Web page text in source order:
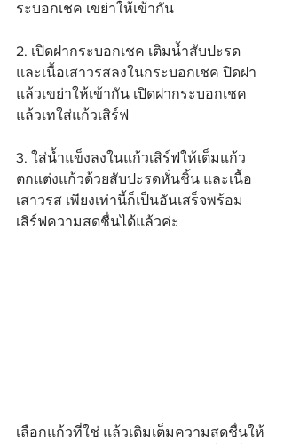
ระบอกเชค เขย่าให้เข้ากัน
2. เปิดฝากระบอกเชค เติมน้ำสับปะรด
และเนื้อเสาวรสลงในกระบอกเชค ปิดฝา
แล้วเขย่าให้เข้ากัน เปิดฝากระบอกเชค
แล้วเทใส่แก้วเสิร์ฟ
3. ใส่น้ำแข็งลงในแก้วเสิร์ฟให้เต็มแก้ว
ตกแต่งแก้วด้วยสับปะรดหั่นชิ้น และเนื้อ
เสาวรส เพียงเท่านี้ก็เป็นอันเสร็จพร้อม
เสิร์ฟความสดชื่นได้แล้วค่ะ
เลือกแก้วที่ใช่ แล้วเติมเต็มความสดชื่นให้